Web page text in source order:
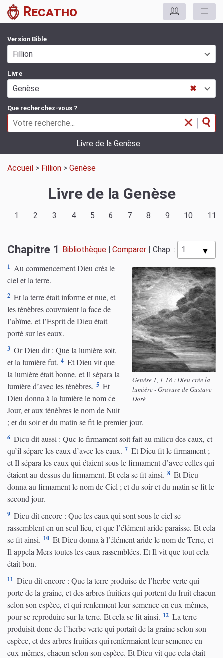
Recatho
Version Bible
Fillion
Livre
Genèse ✖
Que recherchez-vous ?
|
Livre de la Genèse
Accueil > Fillion > Genèse
Livre de la Genèse
1 2 3 4 5 6 7 8 9 10 11
Chapitre 1 Bibliothèque | Comparer | Chap. :
Genèse 1, 1-18 : Dieu crée la
lumière - Gravure de Gustave
Doré
1 Au commencement Dieu créa le
ciel et la terre.
2 Et la terre était informe et nue, et
les ténèbres couvraient la face de
l’abîme, et l’Esprit de Dieu était
porté sur les eaux.
3 Or Dieu dit : Que la lumière soit,
et la lumière fut. 4 Et Dieu vit que
la lumière était bonne, et Il sépara la
lumière d’avec les ténèbres. 5 Et
Dieu donna à la lumière le nom de
Jour, et aux ténèbres le nom de Nuit
; et du soir et du matin se fit le premier jour.
6 Dieu dit aussi : Que le firmament soit fait au milieu des eaux, et
qu’il sépare les eaux d’avec les eaux. 7 Et Dieu fit le firmament ;
et Il sépara les eaux qui étaient sous le firmament d’avec celles qui
étaient au-dessus du firmament. Et cela se fit ainsi. 8 Et Dieu
donna au firmament le nom de Ciel ; et du soir et du matin se fit le
second jour.
9 Dieu dit encore : Que les eaux qui sont sous le ciel se
rassemblent en un seul lieu, et que l’élément aride paraisse. Et cela
se fit ainsi. 10 Et Dieu donna à l’élément aride le nom de Terre, et
Il appela Mers toutes les eaux rassemblées. Et Il vit que tout cela
était bon.
11 Dieu dit encore : Que la terre produise de l’herbe verte qui
porte de la graine, et des arbres fruitiers qui portent du fruit chacun
selon son espèce, et qui renferment leur semence en eux-mêmes,
pour se reproduire sur la terre. Et cela se fit ainsi. 12 La terre
produisit donc de l’herbe verte qui portait de la graine selon son
espèce, et des arbres fruitiers qui renfermaient leur semence en
eux-mêmes, chacun selon son espèce. Et Dieu vit que cela était